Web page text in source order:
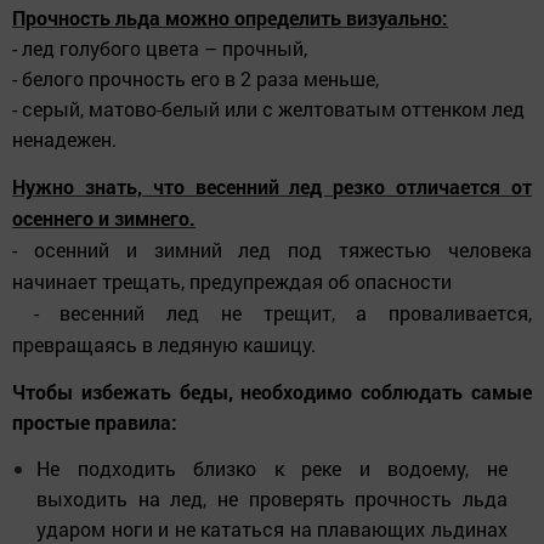
Прочность льда можно определить визуально:
- лед голубого цвета – прочный,
- белого прочность его в 2 раза меньше,
- серый, матово-белый или с желтоватым оттенком лед
ненадежен.
Нужно знать, что весенний лед резко отличается от
осеннего и зимнего.
- осенний и зимний лед под тяжестью человека
начинает трещать, предупреждая об опасности
- весенний лед не трещит, а проваливается,
превращаясь в ледяную кашицу.
Чтобы избежать беды, необходимо соблюдать самые
простые правила:
Не подходить близко к реке и водоему, не
выходить на лед, не проверять прочность льда
ударом ноги и не кататься на плавающих льдинах